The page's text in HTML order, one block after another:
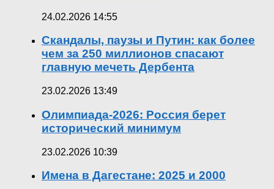
24.02.2026 14:55
Скандалы, паузы и Путин: как более
чем за 250 миллионов спасают
главную мечеть Дербента
23.02.2026 13:49
Олимпиада-2026: Россия берет
исторический минимум
23.02.2026 10:39
Имена в Дагестане: 2025 и 2000